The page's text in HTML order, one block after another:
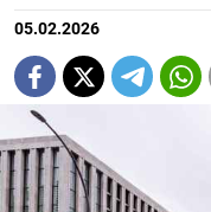
05.02.2026